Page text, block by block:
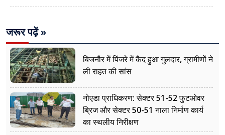
जरूर पढ़ें »
बिजनौर में पिंजरे में कैद हुआ गुलदार, ग्रामीणों ने
ली राहत की सांस
नोएडा प्राधिकरण: सेक्टर 51-52 फुटओवर
ब्रिज और सेक्टर 50-51 नाला निर्माण कार्य
का स्थलीय निरीक्षण